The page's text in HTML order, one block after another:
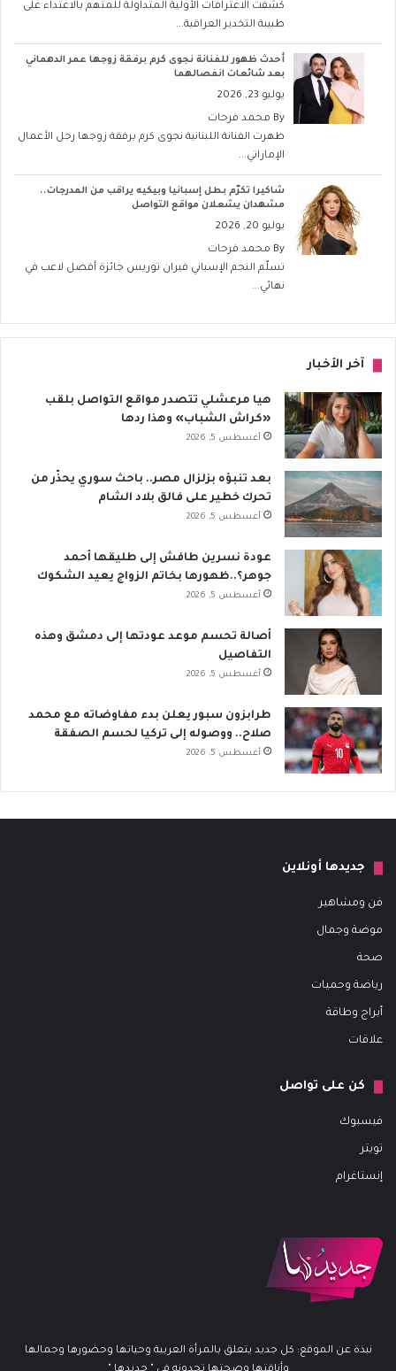
كشفت الاعترافات الأولية المتداولة للمتهم بالاعتداء على
طبيبة التخدير العراقية...
أحدث ظهور للفنانة نجوى كرم برفقة زوجها عمر الدهماني
بعد شائعات انفصالهما
يوليو 23, 2026
By محمد فرحات
ظهرت الفنانة اللبنانية نجوى كرم برفقة زوجها رجل الأعمال
الإماراتي...
شاكيرا تكرّم بطل إسبانيا وبيكيه يراقب من المدرجات..
مشهدان يشعلان مواقع التواصل
يوليو 20, 2026
By محمد فرحات
تسلّم النجم الإسباني فيران توريس جائزة أفضل لاعب في
نهائي...
آخر الأخبار
هيا مرعشلي تتصدر مواقع التواصل بلقب
«كراش الشباب» وهذا ردها
أغسطس 5, 2026
بعد تنبؤه بزلزال مصر.. باحث سوري يحذّر من
تحرك خطير على فالق بلاد الشام
أغسطس 5, 2026
عودة نسرين طافش إلى طليقها أحمد
جوهر؟..ظهورها بخاتم الزواج يعيد الشكوك
أغسطس 5, 2026
أصالة تحسم موعد عودتها إلى دمشق وهذه
التفاصيل
أغسطس 5, 2026
طرابزون سبور يعلن بدء مفاوضاته مع محمد
صلاح.. ووصوله إلى تركيا لحسم الصفقة
أغسطس 5, 2026
جديدها أونلاين
فن ومشاهير
موضة وجمال
صحة
رياضة وحميات
أبراج وطاقة
علاقات
كن على تواصل
فيسبوك
تويتر
إنستاغرام
نبذة عن الموقع: كل جديد يتعلق بالمرأة العربية وحياتها وحضورها وجمالها